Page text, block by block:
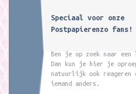
Speciaal voor onze
Postpapierenzo fans!
Ben je op zoek naar
Dan kun je hier je
natuurlijk ook reageren
iemand anders.